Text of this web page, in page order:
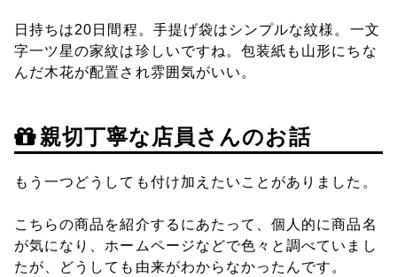
日持ちは20日間程。手提げ袋はシンプルな紋様。一文
字一ツ星の家紋は珍しいですね。包装紙も山形にちな
んだ木花が配置され雰囲気がいい。
親切丁寧な店員さんのお話
もう一つどうしても付け加えたいことがありました。
こちらの商品を紹介するにあたって、個人的に商品名
が気になり、ホームページなどで色々と調べていまし
たが、どうしても由来がわからなかったんです。